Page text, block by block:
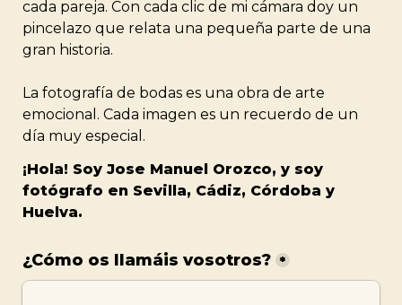
cada pareja. Con cada clic de mi cámara doy un
pincelazo que relata una pequeña parte de una
gran historia.
La fotografía de bodas es una obra de arte
emocional. Cada imagen es un recuerdo de un
día muy especial.
¡Hola! Soy Jose Manuel Orozco, y soy
fotógrafo en Sevilla, Cádiz, Córdoba y
Huelva.
¿Cómo os llamáis vosotros? *